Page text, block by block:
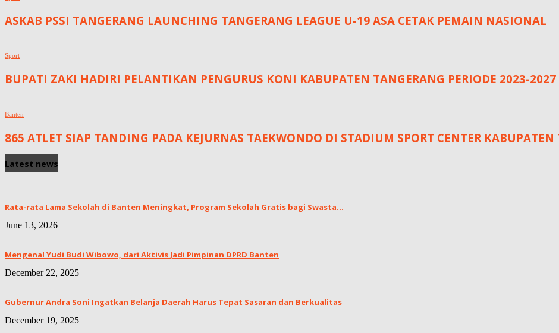
ASKAB PSSI TANGERANG LAUNCHING TANGERANG LEAGUE U-19 ASA CETAK PEMAIN NASIONAL
Sport
BUPATI ZAKI HADIRI PELANTIKAN PENGURUS KONI KABUPATEN TANGERANG PERIODE 2023-2027
Banten
865 ATLET SIAP TANDING PADA KEJURNAS TAEKWONDO DI STADIUM SPORT CENTER KABUPATEN
Latest news
Rata-rata Lama Sekolah di Banten Meningkat, ‎Program Sekolah Gratis bagi Swasta...
June 13, 2026
Mengenal Yudi Budi Wibowo, dari Aktivis Jadi Pimpinan DPRD Banten
December 22, 2025
Gubernur Andra Soni Ingatkan Belanja Daerah Harus Tepat Sasaran dan Berkualitas
December 19, 2025